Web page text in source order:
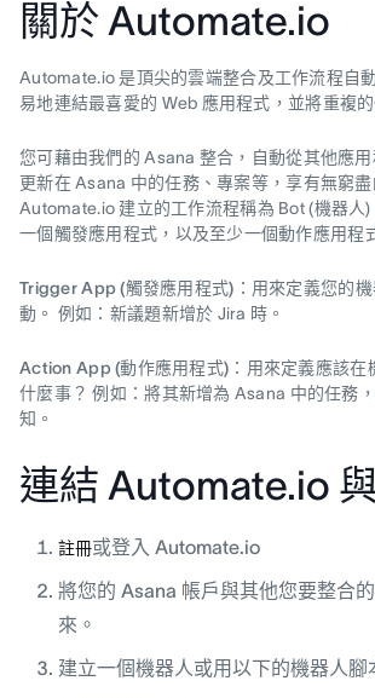
關於 Automate.io
Automate.io 是頂尖的雲端整合及工作流程自
易地連結最喜愛的 Web 應用程式，並將重複
您可藉由我們的 Asana 整合，自動從其他應
更新在 Asana 中的任務、專案等，享有無窮
Automate.io 建立的工作流程稱為 Bot (機器人
一個觸發應用程式，以及至少一個動作應用程
Trigger App (觸發應用程式)： 用來定義您的
動。 例如：新議題新增於 Jira 時。
Action App (動作應用程式)： 用來定義應該在
什麼事？ 例如：將其新增為 Asana 中的任務
知。
連結 Automate.io
註冊或登入 Automate.io
將您的 Asana 帳戶與其他您要整合
來。
建立一個機器人或用以下的機器人腳